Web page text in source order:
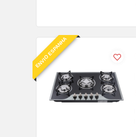
ENVIO ESPANHA